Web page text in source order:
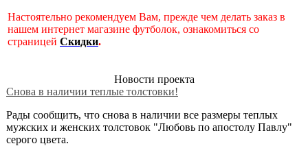
Настоятельно рекомендуем Вам, прежде чем делать заказ в
нашем интернет магазине футболок, ознакомиться со
страницей Скидки.
Новости проекта
Снова в наличии теплые толстовки!
Рады сообщить, что снова в наличии все размеры теплых
мужских и женских толстовок "Любовь по апостолу Павлу"
серого цвета.